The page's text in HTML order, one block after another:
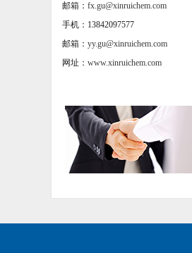
邮箱： fx.gu@xinruichem.com
手机：13842097577
邮箱： yy.gu@xinruichem.com
网址： www.xinruichem.com